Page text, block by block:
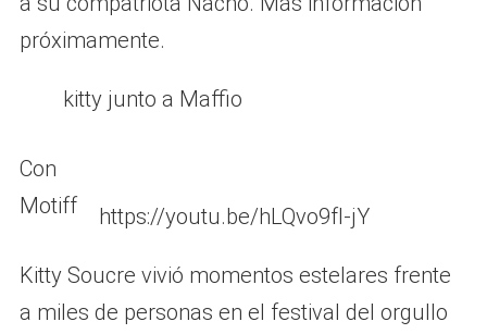
próximamente.
kitty junto a Maffio
Con
Motiff
https://youtu.be/hLQvo9fI-jY
Kitty Soucre vivió momentos estelares frente
a miles de personas en el festival del orgullo